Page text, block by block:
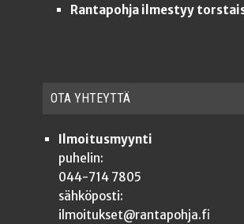
Rantapohja ilmestyy
OTA YHTEYT­TÄ
Ilmoitusmyynti
puhelin:
044-714 7805
sähköposti:
ilmoitukset@rantapohja.fi